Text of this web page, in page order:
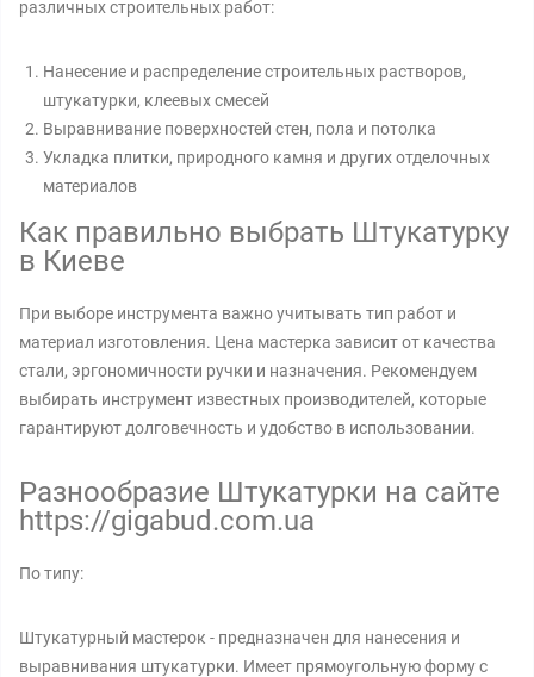
различных строительных работ:
Нанесение и распределение строительных растворов,
штукатурки, клеевых смесей
Выравнивание поверхностей стен, пола и потолка
Укладка плитки, природного камня и других отделочных
материалов
Как правильно выбрать Штукатурку
в Киеве
При выборе инструмента важно учитывать тип работ и
материал изготовления. Цена мастерка зависит от качества
стали, эргономичности ручки и назначения. Рекомендуем
выбирать инструмент известных производителей, которые
гарантируют долговечность и удобство в использовании.
Разнообразие Штукатурки на сайте
https://gigabud.com.ua
По типу:
Штукатурный мастерок - предназначен для нанесения и
выравнивания штукатурки. Имеет прямоугольную форму с